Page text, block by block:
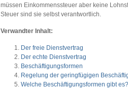
müssen Einkommenssteuer aber keine
Steuer sind sie selbst verantwortlich.
Verwandter Inhalt:
Der freie Dienstvertrag
Der echte Dienstvertrag
Beschäftigungsformen
Regelung der geringfügigen
Welche Beschäftigungsformen gibt es?